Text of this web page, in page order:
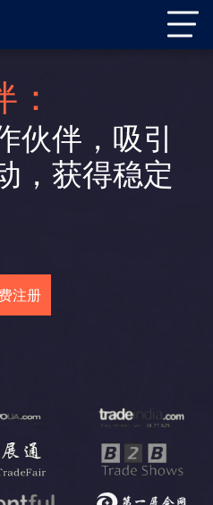
伙伴，吸引
， 获得稳定
注册